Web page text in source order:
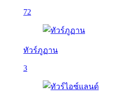
72
ทัวร์ภูฏาน
3